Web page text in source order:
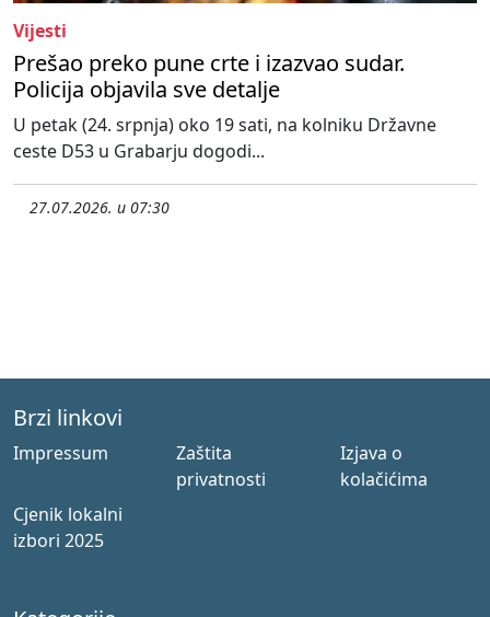
Vijesti
Prešao preko pune crte i izazvao sudar.
Policija objavila sve detalje
U petak (24. srpnja) oko 19 sati, na kolniku Državne
ceste D53 u Grabarju dogodi...
27.07.2026. u 07:30
Brzi linkovi
Impressum
Zaštita
privatnosti
Izjava o
kolačićima
Cjenik lokalni
izbori 2025